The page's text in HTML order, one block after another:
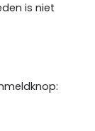
is niet